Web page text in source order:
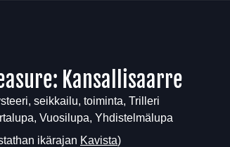
Kansallisaarre
seikkailu, toiminta, Trilleri
Vuosilupa, Yhdistelmälupa
ikärajan Kavista)